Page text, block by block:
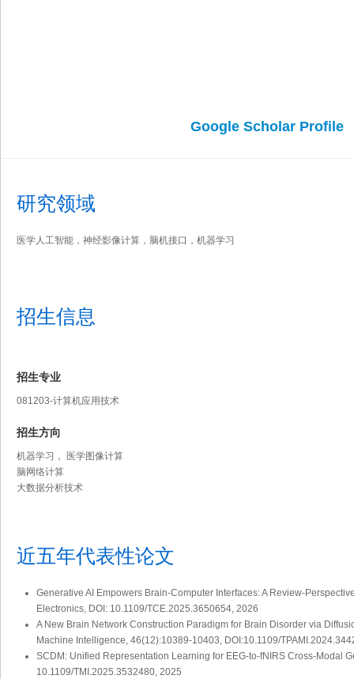
Google Scholar Profile
研究领域
医学人工智能，神经影像计算，脑机接口，机器学习
招生信息
招生专业
081203-计算机应用技术
招生方向
机器学习， 医学图像计算
脑网络计算
大数据分析技术
近五年代表性论文
Generative AI Empowers Brain-Computer Interfaces: A Review-
Electronics, DOI: 10.1109/TCE.2025.3650654, 2026
A New Brain Network Construction Paradigm for Brain Disorder via
Machine Intelligence, 46(12):10389-10403, DOI:10.1109/
SCDM: Unified Representation Learning for EEG-to-fNIRS Cross-Modal
10.1109/TMI.2025.3532480, 2025